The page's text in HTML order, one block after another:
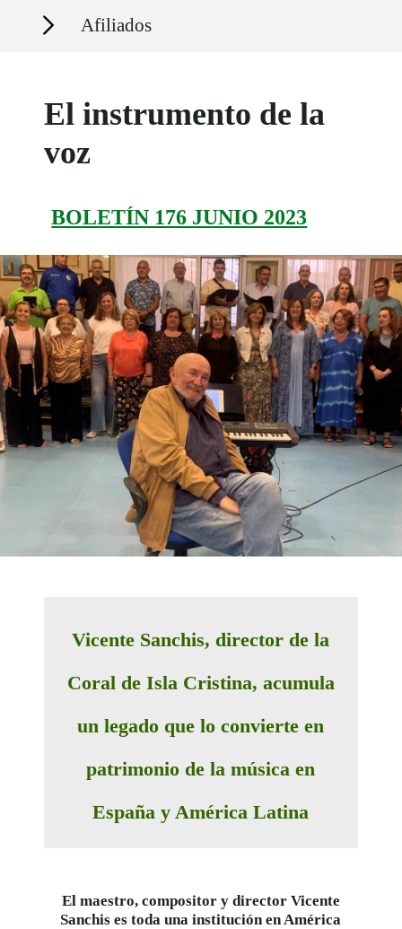
Secciones Afiliados
El instrumento de la
voz
BOLETÍN 176 JUNIO 2023
Vicente Sanchis, director de la
Coral de Isla Cristina, acumula
un legado que lo convierte en
patrimonio de la música en
España y América Latina
El maestro, compositor y director Vicente
Sanchis es toda una institución en América